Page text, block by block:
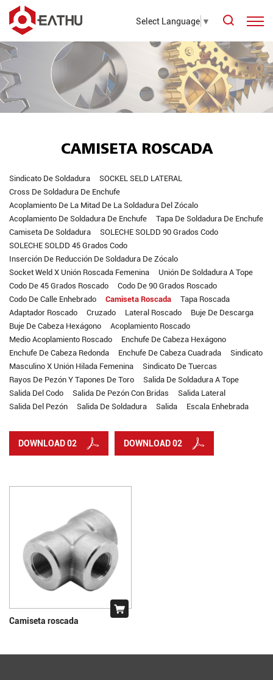
Select Language ▼
CAMISETA ROSCADA
Sindicato De Soldadura
SOCKEL SELD LATERAL
Cross De Soldadura De Enchufe
Acoplamiento De La Mitad De La Soldadura Del Zócalo
Acoplamiento De Soldadura De Enchufe
Tapa De Soldadura De Enchufe
Camiseta De Soldadura
SOLECHE SOLDD 90 Grados Codo
SOLECHE SOLDD 45 Grados Codo
Inserción De Reducción De Soldadura De Zócalo
Socket Weld X Unión Roscada Femenina
Unión De Soldadura A Tope
Codo De 45 Grados Roscado
Codo De 90 Grados Roscado
Codo De Calle Enhebrado
Camiseta Roscada
Tapa Roscada
Adaptador Roscado
Cruzado Lateral Roscado
Buje De Descarga
Buje De Cabeza Hexágono
Acoplamiento Roscado
Medio Acoplamiento Roscado
Enchufe De Cabeza Hexágono
Enchufe De Cabeza Redonda
Enchufe De Cabeza Cuadrada
Sindicato
Masculino X Unión Hilada Femenina
Sindicato De Tuercas
Rayos De Pezón Y Tapones De Toro
Salida De Soldadura A Tope
Salida Del Codo
Salida De Pezón Con Bridas
Salida Lateral
Salida Del Pezón
Salida De Soldadura Salida Escala Enhebrada
DOWNLOAD 02 DOWNLOAD 02
Camiseta roscada